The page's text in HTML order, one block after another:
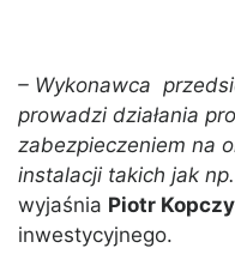
– Wykonawca
prowadzi działania
zabezpieczeniem na
instalacji takich jak
wyjaśnia Piotr
inwestycyjnego.